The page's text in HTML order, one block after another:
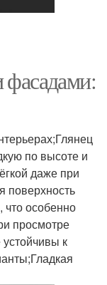
по высоте и
даже при
поверхность
что особенно
просмотре
к